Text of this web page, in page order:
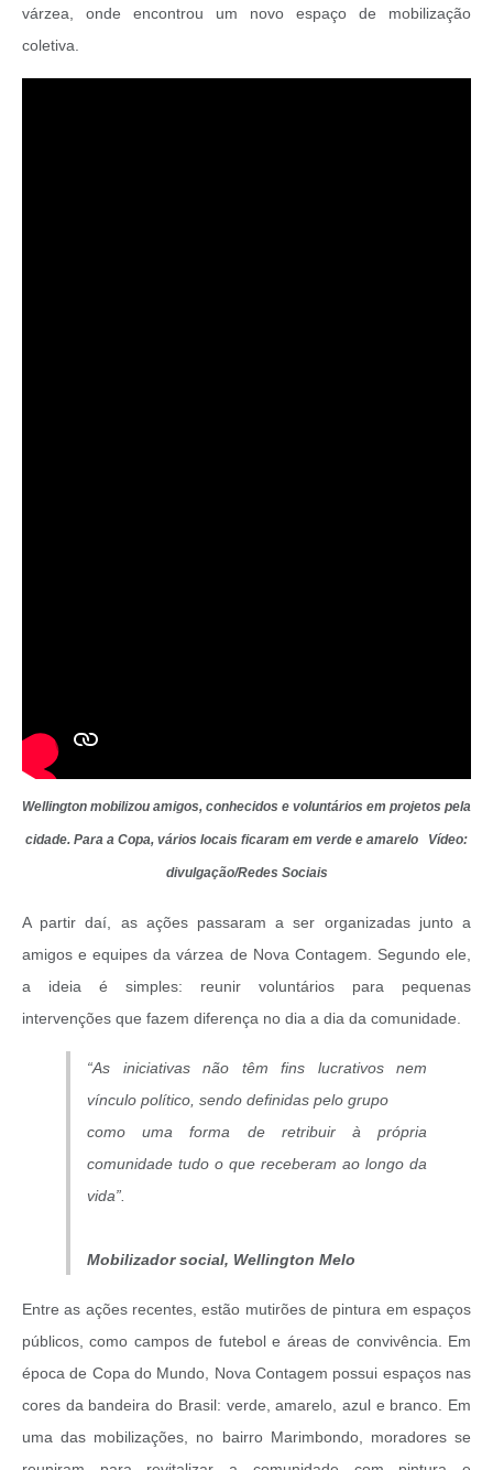
várzea, onde encontrou um novo espaço de mobilização
coletiva.
Wellington mobilizou amigos, conhecidos e voluntários em projetos pela
cidade. Para a Copa, vários locais ficaram em verde e amarelo Vídeo:
divulgação/Redes Sociais
A partir daí, as ações passaram a ser organizadas junto a
amigos e equipes da várzea de Nova Contagem. Segundo ele,
a ideia é simples: reunir voluntários para pequenas
intervenções que fazem diferença no dia a dia da comunidade.
“As iniciativas não têm fins lucrativos nem
vínculo político, sendo definidas pelo grupo
como uma forma de retribuir à própria
comunidade tudo o que receberam ao longo da
vida”.
Mobilizador social, Wellington Melo
Entre as ações recentes, estão mutirões de pintura em espaços
públicos, como campos de futebol e áreas de convivência. Em
época de Copa do Mundo, Nova Contagem possui espaços nas
cores da bandeira do Brasil: verde, amarelo, azul e branco. Em
uma das mobilizações, no bairro Marimbondo, moradores se